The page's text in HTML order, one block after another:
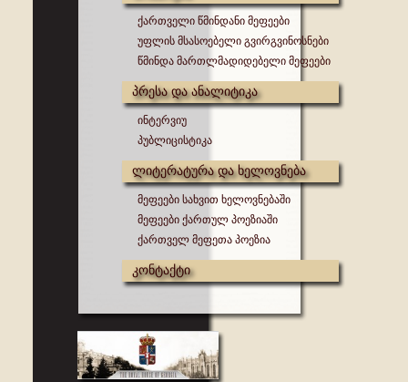
ქართველი წმინდანი მეფეები
უფლის მსასოებელი გვირგვინოსნები
წმინდა მართლმადიდებელი მეფეები
პრესა და ანალიტიკა
ინტერვიუ
პუბლიცისტიკა
ლიტერატურა და ხელოვნება
მეფეები სახვით ხელოვნებაში
მეფეები ქართულ პოეზიაში
ქართველ მეფეთა პოეზია
კონტაქტი